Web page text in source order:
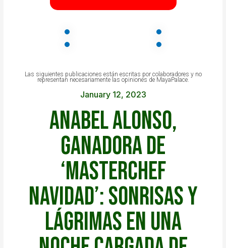
Las siguientes publicaciones están escritas por colaboradores y no
representan necesariamente las opiniones de MayaPalace.
January 12, 2023
Anabel Alonso,
ganadora de
‘MasterChef
Navidad’: sonrisas y
lágrimas en una